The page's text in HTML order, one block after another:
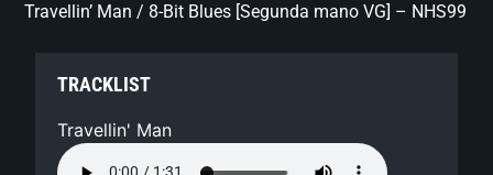
Travellin’ Man / 8-Bit Blues [Segunda mano VG] – NHS99
TRACKLIST
Travellin' Man